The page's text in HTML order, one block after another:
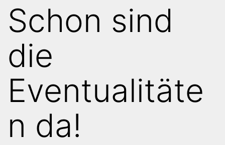
Schon sind
die
Eventualitäte
n da!